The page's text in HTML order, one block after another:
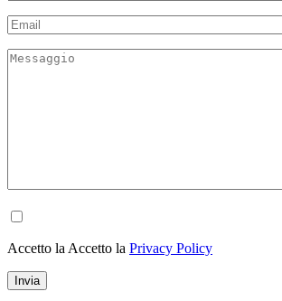
Accetto la Accetto la Privacy Policy